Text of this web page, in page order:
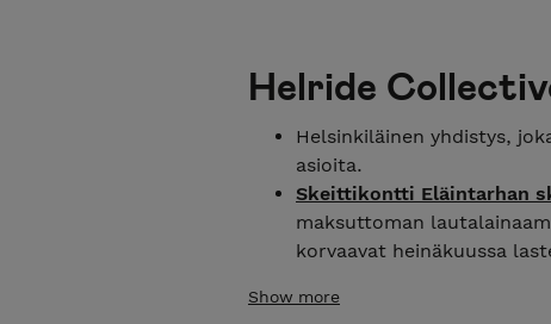
Helride
Helsinkiläinen yhdistys,
asioita.
Skeittikontti Eläintarhan
maksuttoman
korvaavat heinäkuussa
Ota rohkeasti yhteyttä jos
Show more